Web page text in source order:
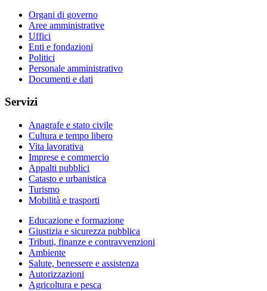
Organi di governo
Aree amministrative
Uffici
Enti e fondazioni
Politici
Personale amministrativo
Documenti e dati
Servizi
Anagrafe e stato civile
Cultura e tempo libero
Vita lavorativa
Imprese e commercio
Appalti pubblici
Catasto e urbanistica
Turismo
Mobilità e trasporti
Educazione e formazione
Giustizia e sicurezza pubblica
Tributi, finanze e contravvenzioni
Ambiente
Salute, benessere e assistenza
Autorizzazioni
Agricoltura e pesca